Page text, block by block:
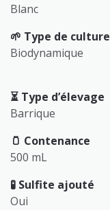
Blanc
🌱 Type de culture
Biodynamique
⏳️ Type d’élevage
Barrique
🫙 Contenance
500 mL
🧪 Sulfite ajouté
Oui